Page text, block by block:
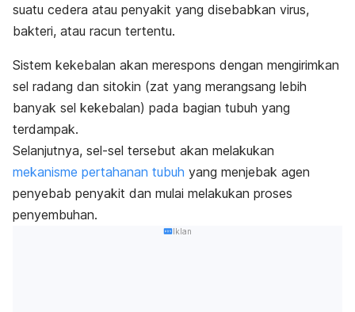
suatu cedera atau penyakit yang disebabkan virus,
bakteri, atau racun tertentu.
Sistem kekebalan akan merespons dengan mengirimkan
sel radang dan sitokin (zat yang merangsang lebih
banyak sel kekebalan) pada bagian tubuh yang
terdampak.
Selanjutnya, sel-sel tersebut akan melakukan
mekanisme pertahanan tubuh yang menjebak agen
penyebab penyakit dan mulai melakukan proses
penyembuhan.
Iklan